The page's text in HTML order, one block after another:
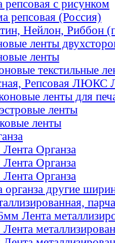
репсовая с рисунком
репсовая (Россия)
Нейлон, Риббон
ленты
ленты
текстильные
Репсовая ЛЮКС
ленты для
ленты
ленты
Органза
Органза
Органза
органза другие
парча
Лента